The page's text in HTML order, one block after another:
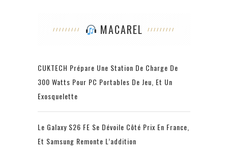
MACAREL
CUKTECH Prépare Une Station De Charge De
300 Watts Pour PC Portables De Jeu, Et Un
Exosquelette
Le Galaxy S26 FE Se Dévoile Côté Prix En France,
Et Samsung Remonte L’addition